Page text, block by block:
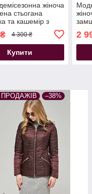
жіноча
стьогана
та кашемір з
4 300 ₴
Купити
2
–38%